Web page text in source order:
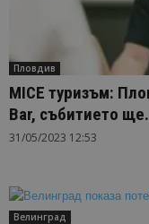
Пловдив
MICE туризъм:
Bar, събитието
31/05/2023 12:53
Велинград